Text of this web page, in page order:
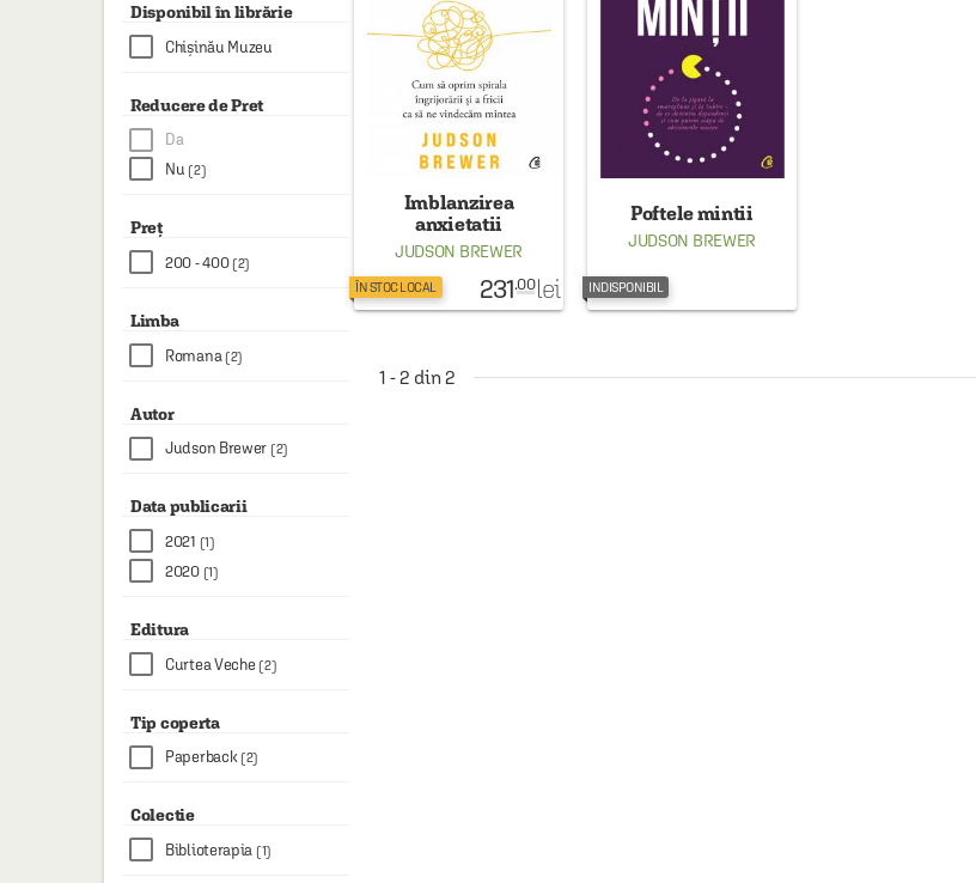
HAINE SI ACCESORII
BOARD GAMES
JOCURI SI JUCARII
PLAYGROUND
COSMETICE
DISNEY
CURSURI LIMBI STRAINE
PROMOȚII ȘI SELECȚII
Disponibil în librărie
Chișinău Muzeu
Reducere de Pret
Da
Nu (2)
Preț
200 - 400 (2)
Limba
Romana (2)
Autor
Judson Brewer (2)
Data publicarii
2021 (1)
2020 (1)
Editura
Curtea Veche (2)
Tip coperta
Paperback (2)
Colectie
Biblioterapia (1)
Imblanzirea
anxietatii
JUDSON BREWER
ÎN STOC LOCAL 231.00 lei
Poftele mintii
JUDSON BREWER
INDISPONIBIL
1 - 2 din 2